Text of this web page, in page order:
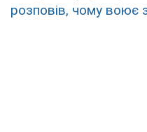
розповів, чому воює